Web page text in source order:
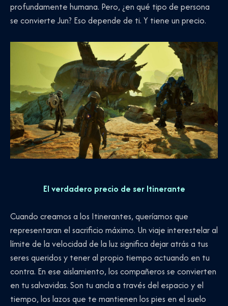
profundamente humana. Pero, ¿en qué tipo de persona
se convierte Jun? Eso depende de ti. Y tiene un precio.
El verdadero precio de ser Itinerante
Cuando creamos a los Itinerantes, queríamos que
representaran el sacrificio máximo. Un viaje interestelar al
límite de la velocidad de la luz significa dejar atrás a tus
seres queridos y tener al propio tiempo actuando en tu
contra. En ese aislamiento, los compañeros se convierten
en tu salvavidas. Son tu ancla a través del espacio y el
tiempo, los lazos que te mantienen los pies en el suelo